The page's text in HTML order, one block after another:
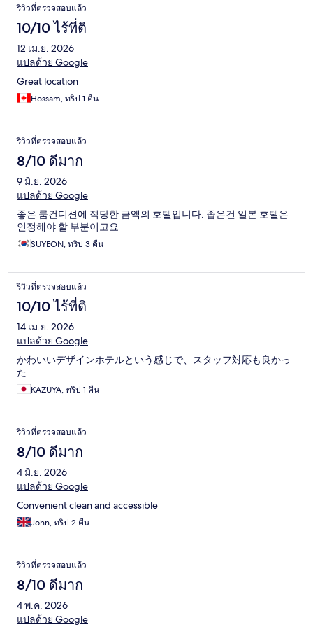
รีวิวที่ตรวจสอบแล้ว
10/10 ไร้ที่ติ
12 เม.ย. 2026
แปลด้วย Google
Great location
Hossam, ทริป 1 คืน
รีวิวที่ตรวจสอบแล้ว
8/10 ดีมาก
9 มิ.ย. 2026
แปลด้วย Google
좋은 룸컨디션에 적당한 금액의 호텔입니다. 좁은건 일본 호텔은
인정해야 할 부분이고요
SUYEON, ทริป 3 คืน
รีวิวที่ตรวจสอบแล้ว
10/10 ไร้ที่ติ
14 เม.ย. 2026
แปลด้วย Google
かわいいデザインホテルという感じで、スタッフ対応も良かっ
た
KAZUYA, ทริป 1 คืน
รีวิวที่ตรวจสอบแล้ว
8/10 ดีมาก
4 มิ.ย. 2026
แปลด้วย Google
Convenient clean and accessible
John, ทริป 2 คืน
รีวิวที่ตรวจสอบแล้ว
8/10 ดีมาก
4 พ.ค. 2026
แปลด้วย Google